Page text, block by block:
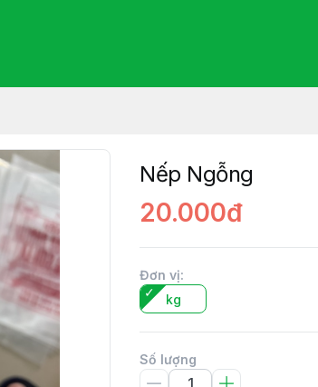
Nếp Ngỗng
20.000đ
Đơn vị:
kg
Số lượng